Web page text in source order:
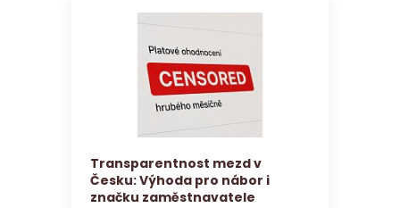
Transparentnost mezd v
Česku: Výhoda pro nábor i
značku zaměstnavatele